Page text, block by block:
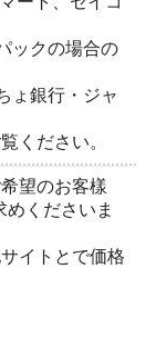
ックの場合の
ょ銀行・ジャ
ください。
望のお客樣
くださいま
イトとで価格